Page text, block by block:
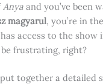
Anya and you’ve been
magyarul, you’re in
access to the show
frustrating, right?
together a detailed